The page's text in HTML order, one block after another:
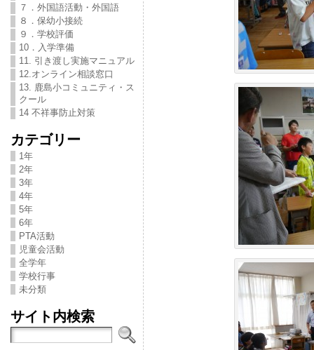
７．外国語活動・外国語
８．保幼小接続
９．学校評価
10．入学準備
11. 引き渡し実施マニュアル
12.オンライン相談窓口
13. 鹿島小コミュニティ・ス
クール
14 不祥事防止対策
カテゴリー
1年
2年
3年
4年
5年
6年
PTA活動
児童会活動
全学年
学校行事
未分類
サイト内検索